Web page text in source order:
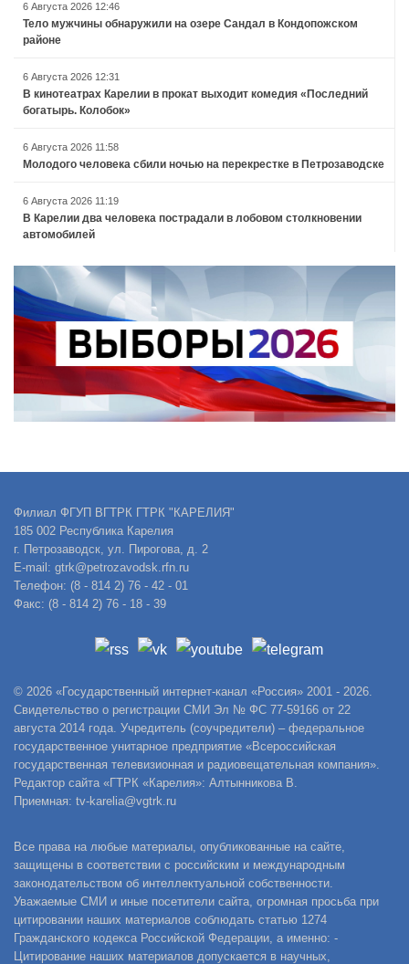
6 Августа 2026 12:46
Тело мужчины обнаружили на озере Сандал в Кондопожском
районе
6 Августа 2026 12:31
В кинотеатрах Карелии в прокат выходит комедия «Последний
богатырь. Колобок»
6 Августа 2026 11:58
Молодого человека сбили ночью на перекрестке в Петрозаводске
6 Августа 2026 11:19
В Карелии два человека пострадали в лобовом столкновении
автомобилей
Филиал ФГУП ВГТРК ГТРК "КАРЕЛИЯ"
185 002 Республика Карелия
г. Петрозаводск, ул. Пирогова, д. 2
E-mail: gtrk@petrozavodsk.rfn.ru
Телефон: (8 - 814 2) 76 - 42 - 01
Факс: (8 - 814 2) 76 - 18 - 39
© 2026 «Государственный интернет-канал «Россия» 2001 - 2026.
Свидетельство о регистрации СМИ Эл № ФС 77-59166 от 22
августа 2014 года. Учредитель (соучредители) – федеральное
государственное унитарное предприятие «Всероссийская
государственная телевизионная и радиовещательная компания».
Редактор сайта «ГТРК «Карелия»: Алтынникова В.
Приемная: tv-karelia@vgtrk.ru
Все права на любые материалы, опубликованные на сайте,
защищены в соответствии с российским и международным
законодательством об интеллектуальной собственности.
Уважаемые СМИ и иные посетители сайта, огромная просьба при
цитировании наших материалов соблюдать статью 1274
Гражданского кодекса Российской Федерации, а именно: -
Цитирование наших материалов допускается в научных,